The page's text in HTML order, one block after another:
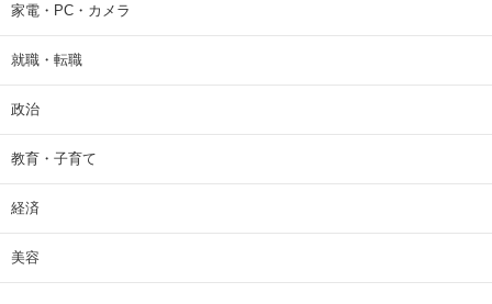
家電・PC・カメラ
就職・転職
政治
教育・子育て
経済
美容